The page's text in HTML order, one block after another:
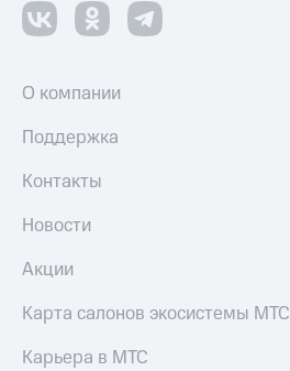
О компании
Поддержка
Контакты
Новости
Акции
Карта салонов экосистемы МТС
Карьера в МТС